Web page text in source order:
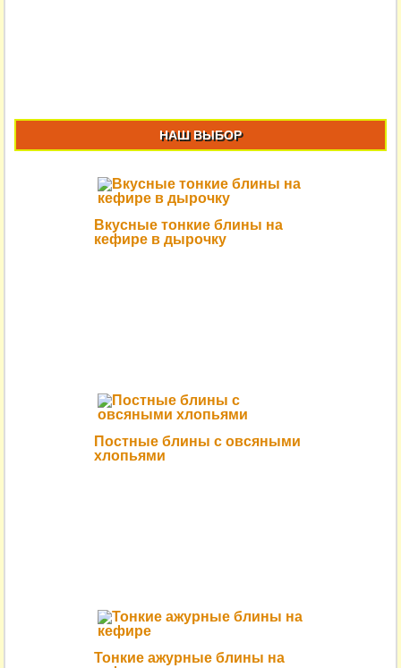
НАШ ВЫБОР
Вкусные тонкие блины на
кефире в дырочку
Постные блины с овсяными
хлопьями
Тонкие ажурные блины на